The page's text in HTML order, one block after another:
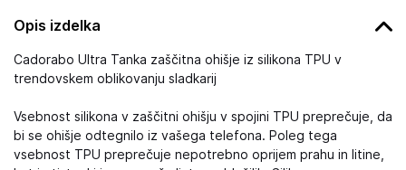
Opis izdelka
Cadorabo Ultra Tanka zaščitna ohišje iz silikona TPU v
trendovskem oblikovanju sladkarij
Vsebnost silikona v zaščitni ohišju v spojini TPU preprečuje, da
bi se ohišje odtegnilo iz vašega telefona. Poleg tega
vsebnost TPU preprečuje nepotrebno oprijem prahu in litine,